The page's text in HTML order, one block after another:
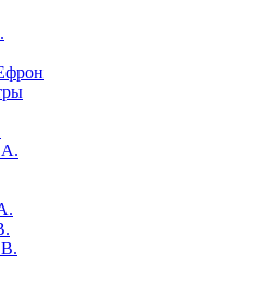
В.